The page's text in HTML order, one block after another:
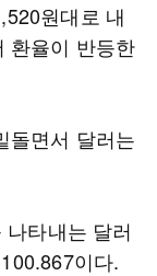
원대로 내
환율이 반등한
돌면서 달러는
타내는 달러
이다.